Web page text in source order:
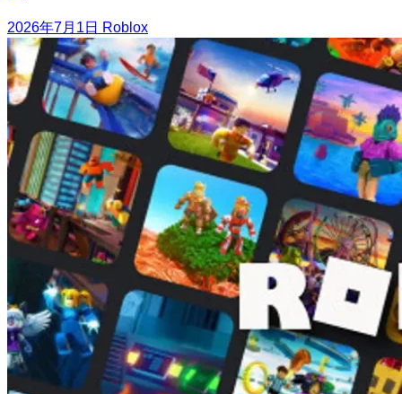
2026年7月1日 Roblox